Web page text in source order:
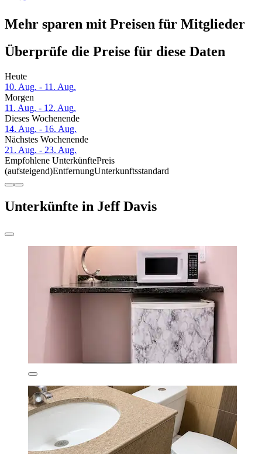
Mehr sparen mit Preisen für Mitglieder
Überprüfe die Preise für diese Daten
Heute
10. Aug. - 11. Aug.
Morgen
11. Aug. - 12. Aug.
Dieses Wochenende
14. Aug. - 16. Aug.
Nächstes Wochenende
21. Aug. - 23. Aug.
Empfohlene UnterkünftePreis
(aufsteigend)EntfernungUnterkunftsstandard
Unterkünfte in Jeff Davis